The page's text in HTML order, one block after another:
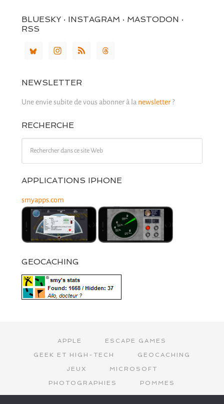
BLUESKY · INSTAGRAM · MASTODON ·
RSS
NEWSLETTER
Une envie subite de vous abonner à la newsletter?
RECHERCHE
APPLICATIONS IPHONE
smyapps.com
GEOCACHING
APPLE
ESCAPE GAMES
GEEK ET HIGH-TECH
GEOCACHING
JEUX
MICROSOFT
PHOTOGRAPHIES
POMMES
SMY
SPACE INVADERS